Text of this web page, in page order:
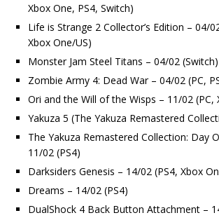
Xbox One, PS4, Switch)
Life is Strange 2 Collector’s Edition – 04/
Xbox One/US)
Monster Jam Steel Titans – 04/02 (Switch)
Zombie Army 4: Dead War – 04/02 (PC,
Ori and the Will of the Wisps – 11/02 (PC,
Yakuza 5 (The Yakuza Remastered
The Yakuza Remastered Collection: Day
11/02 (PS4)
Darksiders Genesis – 14/02 (PS4, Xbox
Dreams – 14/02 (PS4)
DualShock 4 Back Button Attachment –